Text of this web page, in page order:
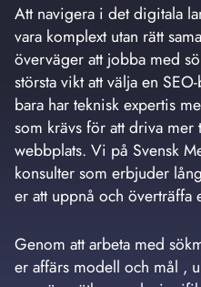
Att navigera i det digitala
vara komplext utan rätt
överväger att jobba med
största vikt att välja en
bara har teknisk expertis
som krävs för att driva
webbplats. Vi på Svensk
konsulter som erbjuder
er att uppnå och överträffa
Genom att arbeta med
er affärs modell och mål ,